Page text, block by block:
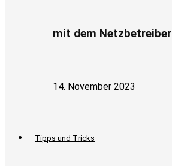
mit dem Netzbetreiber
14. November 2023
Tipps und Tricks